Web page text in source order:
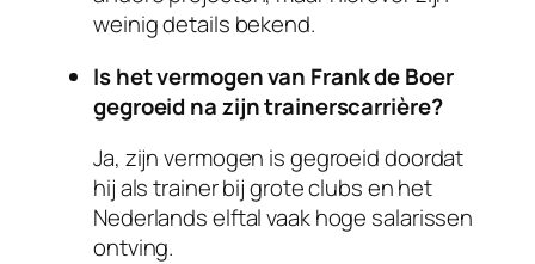
weinig details bekend.
Is het vermogen van Frank de Boer
gegroeid na zijn trainerscarrière?
Ja, zijn vermogen is gegroeid doordat
hij als trainer bij grote clubs en het
Nederlands elftal vaak hoge salarissen
ontving.